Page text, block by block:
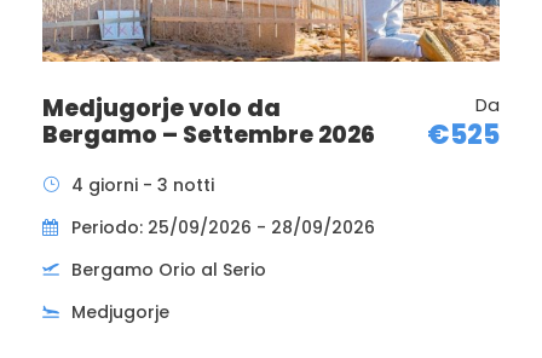
Medjugorje volo da
Bergamo – Settembre 2026
Da
€525
4 giorni - 3 notti
Periodo: 25/09/2026 - 28/09/2026
Bergamo Orio al Serio
Medjugorje